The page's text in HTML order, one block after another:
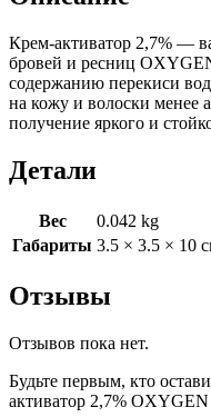
Крем-активатор 2,7% —
бровей и ресниц
содержанию перекиси
на кожу и волоски менее
получение яркого и
Детали
Вес
0.042 kg
Габариты 3.5 × 3.5 × 10
Отзывы
Отзывов пока нет.
Будьте первым, кто
активатор 2,7%